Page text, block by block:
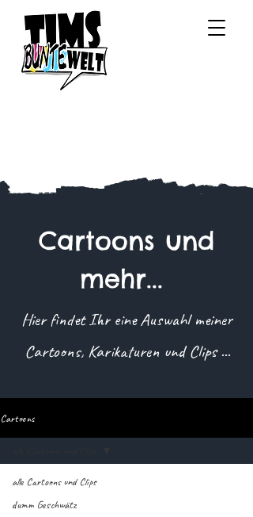
Cartoons und
mehr...
Hier findet Ihr eine Auswahl meiner
Cartoons, Karikaturen und Clips ...
Cartoons
alle Cartoons und Clips
dumm Geschwätz